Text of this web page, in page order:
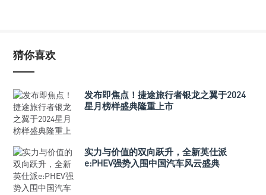
猜你喜欢
发布即焦点！捷途旅行者银龙之翼于2024
星月榜样盛典隆重上市
实力与价值的双向跃升，全新英仕派
e:PHEV强势入围中国汽车风云盛典